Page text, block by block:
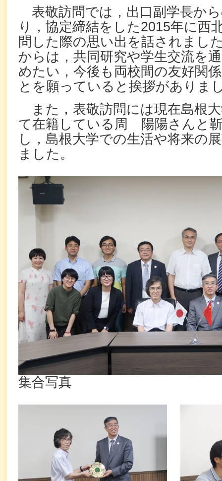
表敬訪問では，出口副学長か
り，協定締結をした2015年に西
問した際の思い出を話されまし
からは，共同研究や学生交流を
めたい，今後も両校間の友好関
とを願っていると挨拶がありま
また，表敬訪問には現在島根
て在籍している周 陽陽さんと
し，島根大学での生活や将来の
ました。
集合写真